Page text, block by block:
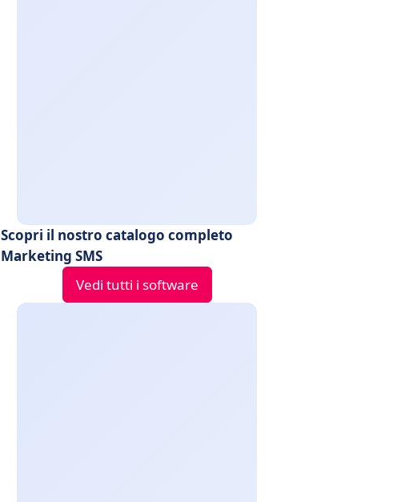
Scopri il nostro catalogo completo
Marketing SMS
Vedi tutti i software